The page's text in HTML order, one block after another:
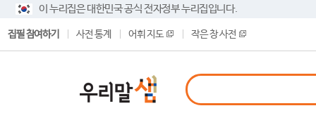
이 누리집은 대한민국 공식 전자정부 누리집입니다.
집필 참여하기 사전 통계 어휘 지도 작은 창 사전